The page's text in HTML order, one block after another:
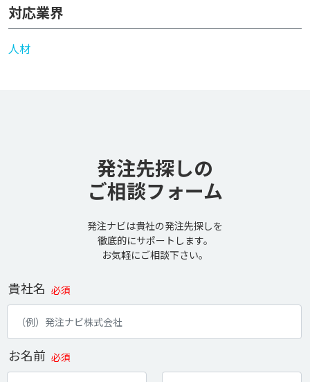
対応業界
人材
発注先探しの
ご相談フォーム
発注ナビは貴社の発注先探しを
徹底的にサポートします。
お気軽にご相談下さい。
貴社名 必須
お名前 必須